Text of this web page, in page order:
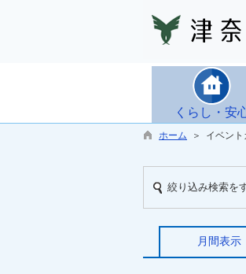
くらし・安
ホーム ＞ イベント
絞り込み検索を
月間表示